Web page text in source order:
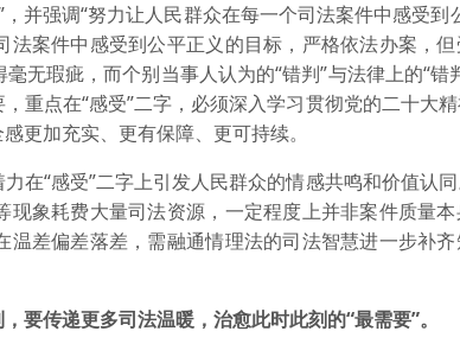
并强调“努力让人民群众在每一个司法案件中感受到
案件中感受到公平正义的目标，严格依法办案，但
无瑕疵，而个别当事人认为的“错判”与法律上的“错
重点在“感受”二字，必须深入学习贯彻党的二十大
更加充实、更有保障、更可持续。
在“感受”二字上引发人民群众的情感共鸣和价值认同
象耗费大量司法资源，一定程度上并非案件质量
差偏差落差，需融通情理法的司法智慧进一步补
要传递更多司法温暖，治愈此时此刻的“最需要”。